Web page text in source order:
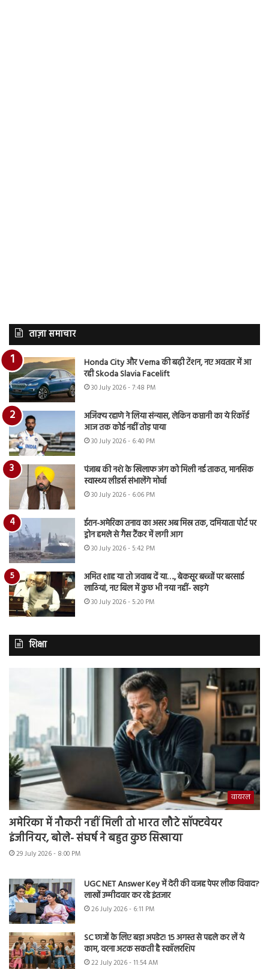
ताज़ा समाचार
Honda City और Verna की बढ़ी टेंशन, नए अवतार में आ
रही Skoda Slavia Facelift
30 July 2026 - 7:48 PM
अजिंक्य रहाणे ने लिया संन्यास, लेकिन कप्तानी का ये रिकॉर्ड
आज तक कोई नहीं तोड़ पाया
30 July 2026 - 6:40 PM
पंजाब की नशे के खिलाफ जंग को मिली नई ताकत, मानसिक
स्वास्थ्य लीडर्स संभालेंगे मोर्चा
30 July 2026 - 6:06 PM
ईरान-अमेरिका तनाव का असर अब मिस्र तक, दमियाता पोर्ट पर
ड्रोन हमले से गैस टैंकर में लगी आग
30 July 2026 - 5:42 PM
अमित शाह या तो जवाब दें या…., बेकसूर बच्चों पर बरसाई
लाठियां, नए बिल में कुछ भी नया नहीं- खड़गे
30 July 2026 - 5:20 PM
शिक्षा
वायरल
अमेरिका में नौकरी नहीं मिली तो भारत लौटे सॉफ्टवेयर
इंजीनियर, बोले- संघर्ष ने बहुत कुछ सिखाया
29 July 2026 - 8:00 PM
UGC NET Answer Key में देरी की वजह पेपर लीक विवाद?
लाखों उम्मीदवार कर रहे इंतजार
26 July 2026 - 6:11 PM
SC छात्रों के लिए बड़ा अपडेट! 15 अगस्त से पहले कर लें ये
काम, वरना अटक सकती है स्कॉलरशिप
22 July 2026 - 11:54 AM